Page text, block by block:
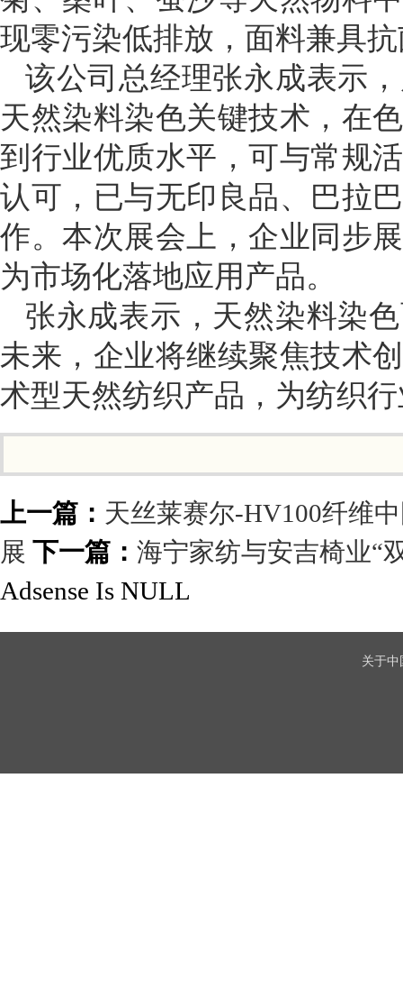
现零污染低排放，面料兼具
该公司总经理张永成表示
天然染料染色关键技术，在
到行业优质水平，可与常规
认可，已与无印良品、巴拉
作。本次展会上，企业同步
为市场化落地应用产品。
张永成表示，天然染料染
未来，企业将继续聚焦技术
术型天然纺织产品，为纺织
上一篇： 天丝莱赛尔-HV100纤维
展 下一篇： 海宁家纺与安吉椅业“
Adsense Is NULL
关于中